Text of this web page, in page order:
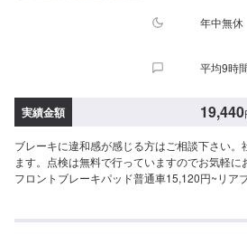
年中無休
平均9時
実績金額 19,440
ブレーキに違和感が感じる方はご相談下さい
ます。点検は無料で行っていますのでお気軽
フロントブレーキパッド普通車15,120円~リア
~工賃10,800円~